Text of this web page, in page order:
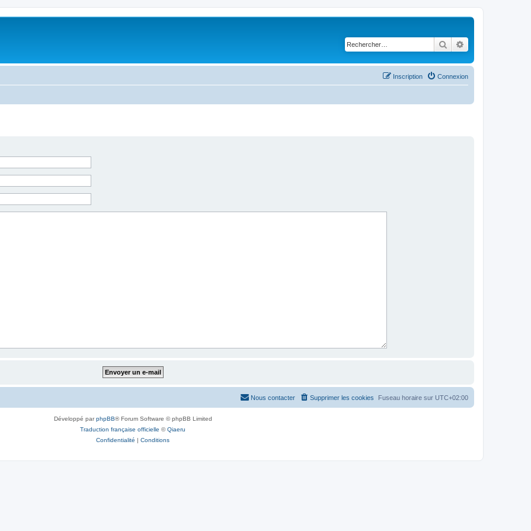
Rechercher
Connexion
Inscription
Fuseau horaire sur UTC+02:00
Supprimer les cookies
Nous contacter
Développé parphpBB® Forum Software © phpBB Limited
Traduction française officielle ©Qiaeru
Confidentialité | Conditions